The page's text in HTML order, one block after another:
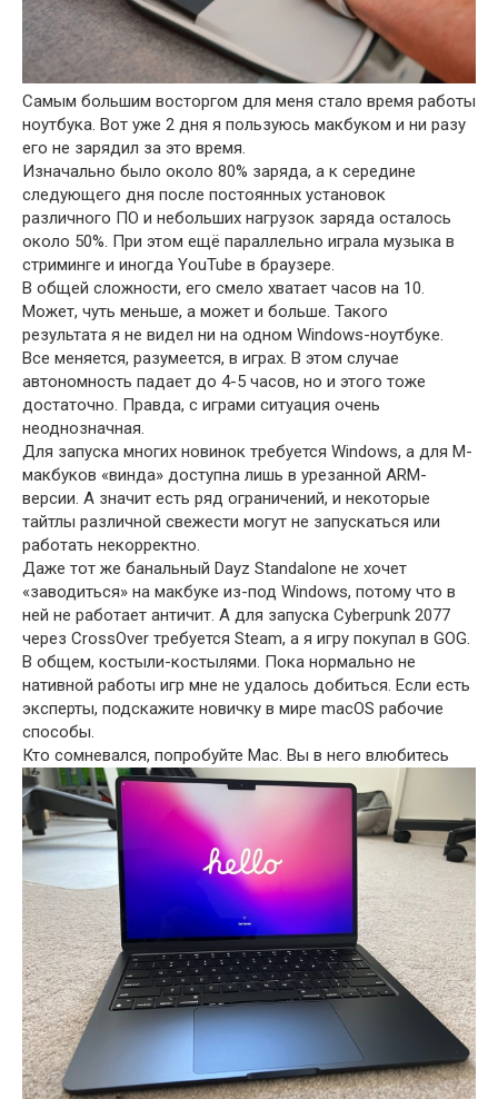
Самым большим восторгом для меня стало время работы
ноутбука. Вот уже 2 дня я пользуюсь макбуком и ни разу
его не зарядил за это время.
Изначально было около 80% заряда, а к середине
следующего дня после постоянных установок
различного ПО и небольших нагрузок заряда осталось
около 50%. При этом ещё параллельно играла музыка в
стриминге и иногда YouTube в браузере.
В общей сложности, его смело хватает часов на 10.
Может, чуть меньше, а может и больше. Такого
результата я не видел ни на одном Windows-ноутбуке.
Все меняется, разумеется, в играх. В этом случае
автономность падает до 4-5 часов, но и этого тоже
достаточно. Правда, с играми ситуация очень
неоднозначная.
Для запуска многих новинок требуется Windows, а для M-
макбуков «винда» доступна лишь в урезанной ARM-
версии. А значит есть ряд ограничений, и некоторые
тайтлы различной свежести могут не запускаться или
работать некорректно.
Даже тот же банальный Dayz Standalone не хочет
«заводиться» на макбуке из-под Windows, потому что в
ней не работает античит. А для запуска Cyberpunk 2077
через CrossOver требуется Steam, а я игру покупал в GOG.
В общем, костыли-костылями. Пока нормально не
нативной работы игр мне не удалось добиться. Если есть
эксперты, подскажите новичку в мире macOS рабочие
способы.
Кто сомневался, попробуйте Mac. Вы в него влюбитесь